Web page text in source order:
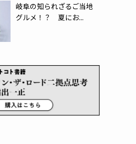
岐阜の知られざるご当地
グルメ！？ 夏にお...